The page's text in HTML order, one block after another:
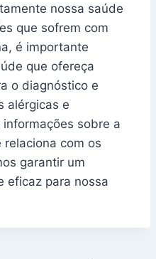
nossa saúde
que sofrem com
é importante
que ofereça
o diagnóstico e
alérgicas e
sobre a
relaciona com os
garantir um
eficaz para nossa